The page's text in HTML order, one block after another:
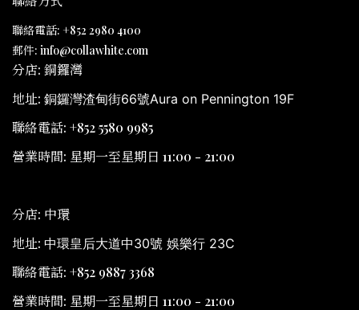
聯絡電話: +852 2980 4100
郵件: info@collawhite.com
分店: 銅鑼灣
地址: 銅鑼灣渣甸街66號Aura on Pennington 19F
聯絡電話: +852 5580 9985
營業時間: 星期一至星期日 11:00 - 21:00
分店: 中環
地址: 中環皇后大道中30號 娛樂行 23C
聯絡電話: +852 9887 3368
營業時間: 星期一至星期日 11:00 - 21:00